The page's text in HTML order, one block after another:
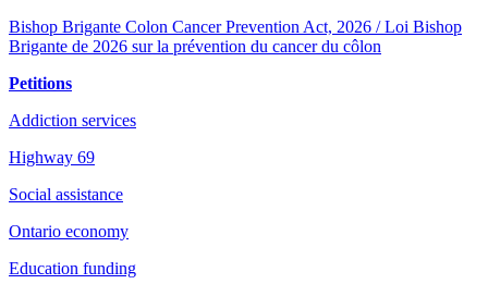
Bishop Brigante Colon Cancer Prevention Act, 2026 / Loi Bishop
Brigante de 2026 sur la prévention du cancer du côlon
Petitions
Addiction services
Highway 69
Social assistance
Ontario economy
Education funding